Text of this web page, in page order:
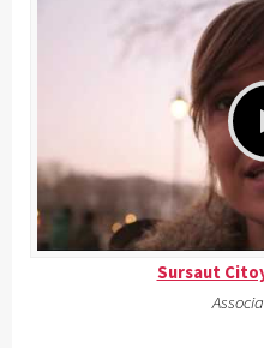
Sursaut